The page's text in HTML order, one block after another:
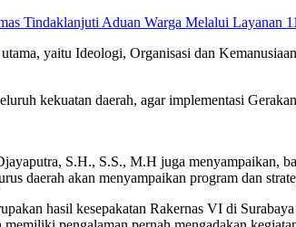
Tindaklanjuti Aduan Warga Melalui Layanan
yaitu Ideologi, Organisasi dan
kekuatan daerah, agar implementasi
S.H., S.S., M.H juga menyampaikan,
daerah akan menyampaikan program dan
hasil kesepakatan Rakernas VI di